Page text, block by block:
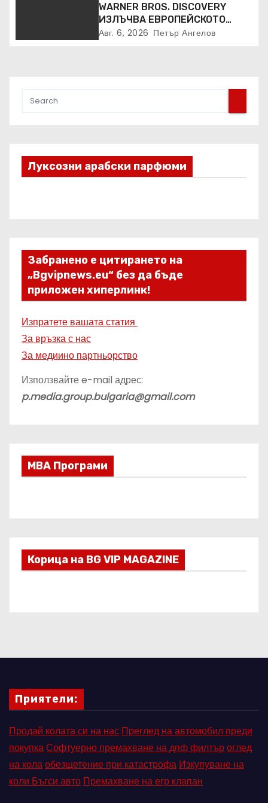
WARNER BROS. DISCOVERY
ИЗЛЪЧВА ЕВРОПЕЙСКОТО
ПЪРВЕНСТВО ПО ЛЕКА
Авг. 6, 2026 Петър Ангелов
Луксозни арабски парфюми
Забранено е цитирането на
„Bgvipnews.eu“ без да бъде
приложен хиперлинк!
Изпратете вашата статия
За връзка с нас
За медиино партньорство
Използвайте e-mail адрес:
p.media.group.bulgaria@gmail.com
МВА Програми
Корица на BG VIP MAGAZINE
Приятели:
Продай колата си на нас Преглед на автомобил преди
покупкаСофтуерно премахване на дпф филтъроглед
на колаобезщетение при катастрофа Изкупуване на
коли Бъгси авто Премахване на егр клапан